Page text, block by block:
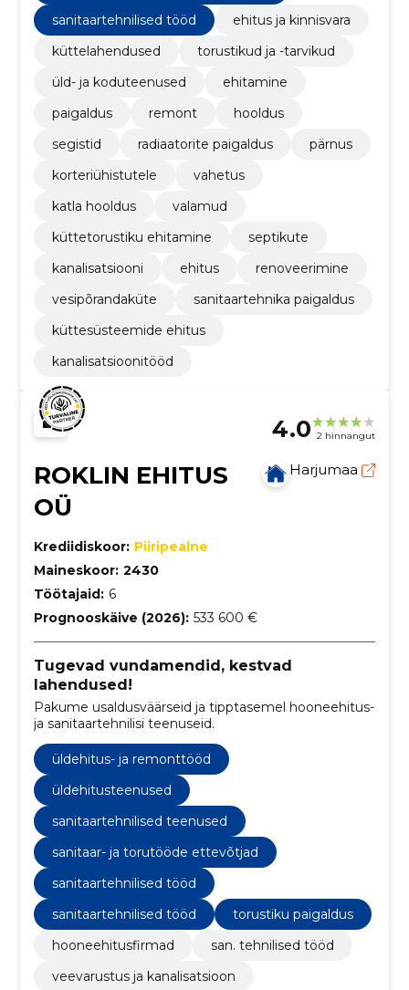
sanitaartehnilised tööd
ehitus ja kinnisvara
küttelahendused
torustikud ja -tarvikud
üld- ja koduteenused
ehitamine
paigaldus
remont
hooldus
segistid
radiaatorite paigaldus
pärnus
korteriühistutele
vahetus
katla hooldus
valamud
küttetorustiku ehitamine
septikute
kanalisatsiooni
ehitus
renoveerimine
vesipõrandaküte
sanitaartehnika paigaldus
küttesüsteemide ehitus
kanalisatsioonitööd
4.0 2 hinnangut
ROKLIN EHITUS
OÜ
Harjumaa
Krediidiskoor: Piiripealne
Maineskoor: 2430
Töötajaid: 6
Prognooskäive (2026): 533 600 €
Tugevad vundamendid, kestvad
lahendused!
Pakume usaldusväärseid ja tipptasemel hooneehitus-
ja sanitaartehnilisi teenuseid.
üldehitus- ja remonttööd
üldehitusteenused
sanitaartehnilised teenused
sanitaar- ja torutööde ettevõtjad
sanitaartehnilised tööd
sanitaartehnilised tööd
torustiku paigaldus
hooneehitusfirmad
san. tehnilised tööd
veevarustus ja kanalisatsioon